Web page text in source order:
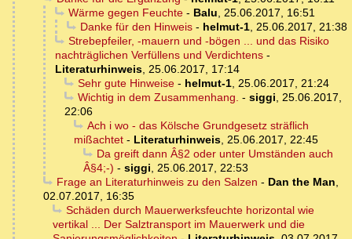
Wärme gegen Feuchte- Balu, 25.06.2017, 16:51
Danke für den Hinweis- helmut-1, 25.06.2017, 21:38
Strebepfeiler, -mauern und -bögen ... und das Risiko
nachträglichen Verfüllens und Verdichtens -
Literaturhinweis, 25.06.2017, 17:14
Sehr gute Hinweise- helmut-1, 25.06.2017, 21:24
Wichtig in dem Zusammenhang. - siggi, 25.06.2017,
22:06
Ach i wo - das Kölsche Grundgesetz sträflich
mißachtet - Literaturhinweis, 25.06.2017, 22:45
Da greift dann Â§2 oder unter Umständen auch
Â§4;-) - siggi, 25.06.2017, 22:53
Frage an Literaturhinweis zu den Salzen - Dan the Man,
02.07.2017, 16:35
Schäden durch Mauerwerksfeuchte horizontal wie
vertikal ... Der Salztransport im Mauerwerk und die